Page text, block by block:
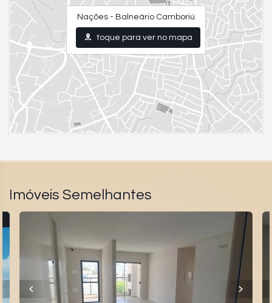
Nações - Balneário Camboriú
toque para ver no mapa
Imóveis Semelhantes